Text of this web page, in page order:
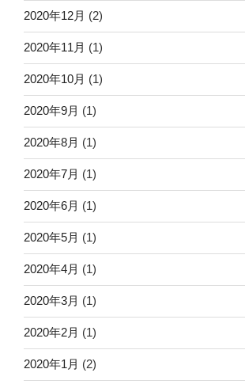
2020年12月 (2)
2020年11月 (1)
2020年10月 (1)
2020年9月 (1)
2020年8月 (1)
2020年7月 (1)
2020年6月 (1)
2020年5月 (1)
2020年4月 (1)
2020年3月 (1)
2020年2月 (1)
2020年1月 (2)